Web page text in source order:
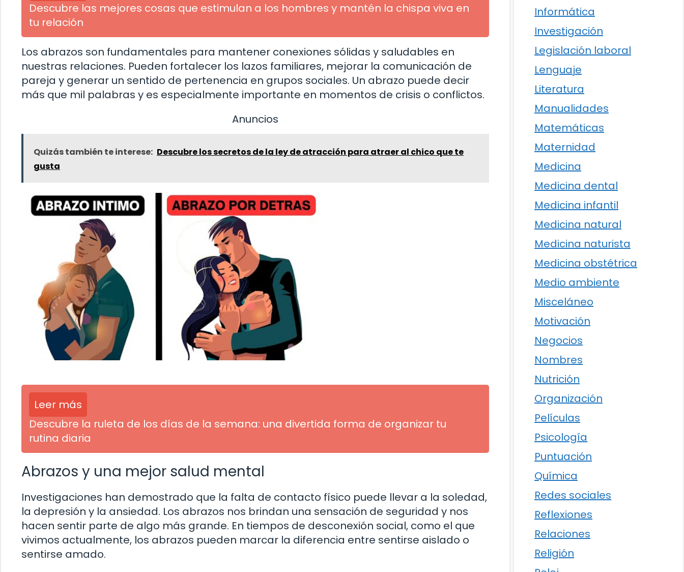
Descubre las mejores cosas que estimulan a los hombres y mantén la chispa viva en
tu relación
Los abrazos son fundamentales para mantener conexiones sólidas y saludables en
nuestras relaciones. Pueden fortalecer los lazos familiares, mejorar la comunicación de
pareja y generar un sentido de pertenencia en grupos sociales. Un abrazo puede decir
más que mil palabras y es especialmente importante en momentos de crisis o conflictos.
Anuncios
Quizás también te interese: Descubre los secretos de la ley de atracción para atraer al chico que te
gusta
Leer más
Descubre la ruleta de los días de la semana: una divertida forma de organizar tu
rutina diaria
Abrazos y una mejor salud mental
Investigaciones han demostrado que la falta de contacto físico puede llevar a la soledad,
la depresión y la ansiedad. Los abrazos nos brindan una sensación de seguridad y nos
hacen sentir parte de algo más grande. En tiempos de desconexión social, como el que
vivimos actualmente, los abrazos pueden marcar la diferencia entre sentirse aislado o
sentirse amado.
Informática
Investigación
Legislación laboral
Lenguaje
Literatura
Manualidades
Matemáticas
Maternidad
Medicina
Medicina dental
Medicina infantil
Medicina natural
Medicina naturista
Medicina obstétrica
Medio ambiente
Misceláneo
Motivación
Negocios
Nombres
Nutrición
Organización
Películas
Psicología
Puntuación
Química
Redes sociales
Reflexiones
Relaciones
Religión